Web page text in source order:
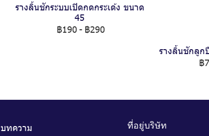
รางลิ้นชักระบบเปิดกดกระเด้ง ขนาด
45
฿190 - ฿290
รางลิ้นชักลู
฿
บทความ ที่อยู่บริษัท